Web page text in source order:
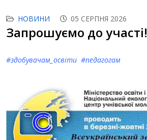
НОВИНИ 05 СЕРПНЯ 2026
Запрошуємо до участі!
#здобувачам_освіти #педагогам